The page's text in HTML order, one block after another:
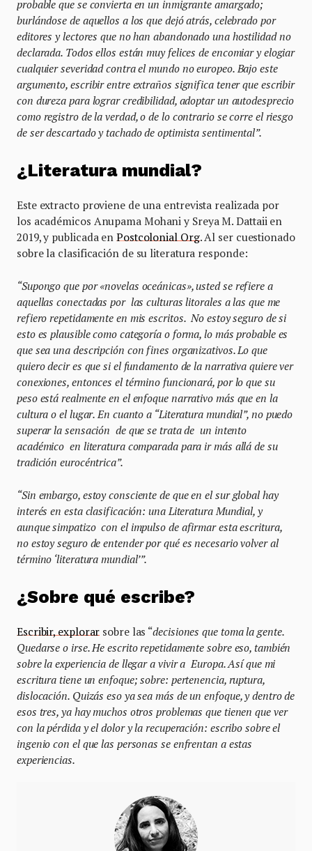
probable que se convierta en un inmigrante amargado;
burlándose de aquellos a los que dejó atrás, celebrado por
editores y lectores que no han abandonado una hostilidad no
declarada. Todos ellos están muy felices de encomiar y elogiar
cualquier severidad contra el mundo no europeo. Bajo este
argumento, escribir entre extraños significa tener que escribir
con dureza para lograr credibilidad, adoptar un autodesprecio
como registro de la verdad, o de lo contrario se corre el riesgo
de ser descartado y tachado de optimista sentimental”.
¿Literatura mundial?
Este extracto proviene de una entrevista realizada por
los académicos Anupama Mohani y Sreya M. Dattaii en
2019, y publicada enPostcolonial Org. Al ser cuestionado
sobre la clasificación de su literatura responde:
“Supongo que por «novelas oceánicas», usted se refiere a
aquellas conectadas por las culturas litorales a las que me
refiero repetidamente en mis escritos. No estoy seguro de si
esto es plausible como categoría o forma, lo más probable es
que sea una descripción con fines organizativos. Lo que
quiero decir es que si el fundamento de la narrativa quiere ver
conexiones, entonces el término funcionará, por lo que su
peso está realmente en el enfoque narrativo más que en la
cultura o el lugar. En cuanto a “Literatura mundial”, no puedo
superar la sensación de que se trata de un intento
académico en literatura comparada para ir más allá de su
tradición eurocéntrica”.
“Sin embargo, estoy consciente de que en el sur global hay
interés en esta clasificación: una Literatura Mundial, y
aunque simpatizo con el impulso de afirmar esta escritura,
no estoy seguro de entender por qué es necesario volver al
término ‘literatura mundial’”.
¿Sobre qué escribe?
Escribir, explorar sobre las “decisiones que toma la gente.
Quedarse o irse. He escrito repetidamente sobre eso, también
sobre la experiencia de llegar a vivir a Europa. Así que mi
escritura tiene un enfoque; sobre: ​​pertenencia, ruptura,
dislocación. Quizás eso ya sea más de un enfoque, y dentro de
esos tres, ya hay muchos otros problemas que tienen que ver
con la pérdida y el dolor y la recuperación: escribo sobre el
ingenio con el que las personas se enfrentan a estas
experiencias.